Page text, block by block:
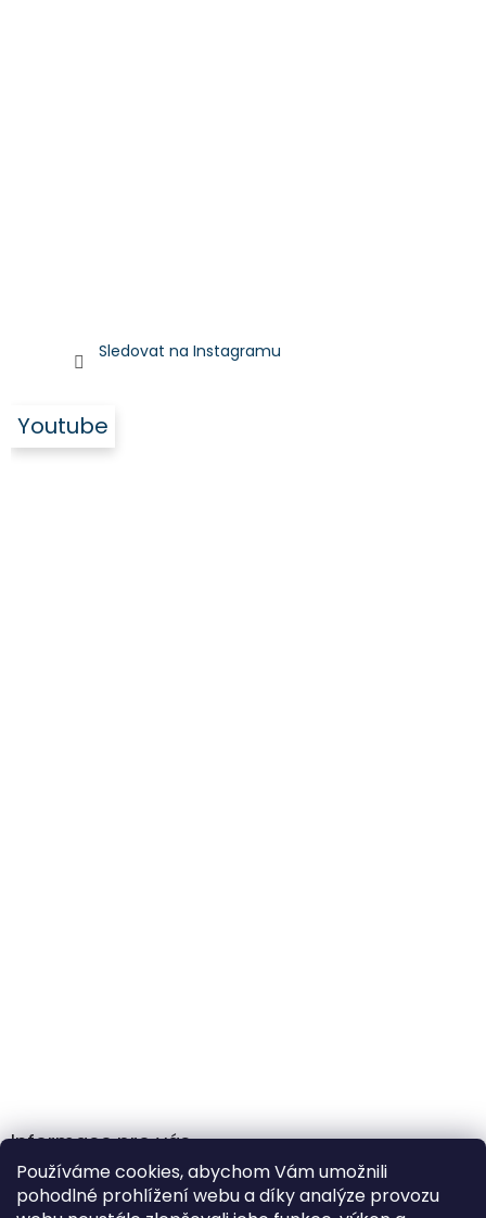
Používáme cookies, abychom Vám umožnili
pohodlné prohlížení webu a díky analýze provozu
Sledovat na Instagramu
Youtube
Informace pro vás
Obchodní podmínky
Podmínky ochrany osobních údajů